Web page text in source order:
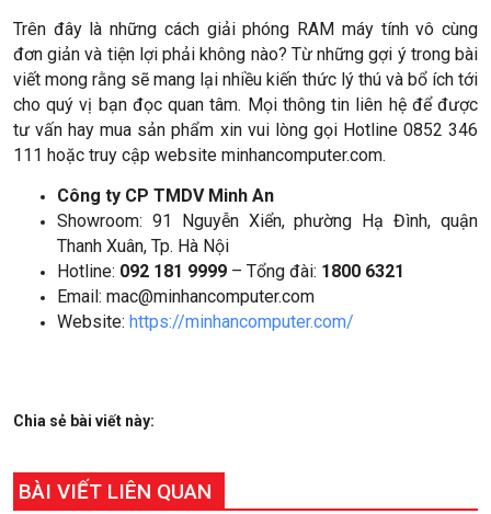
Trên đây là những cách giải phóng RAM máy tính vô cùng
đơn giản và tiện lợi phải không nào? Từ những gợi ý trong bài
viết mong rằng sẽ mang lại nhiều kiến thức lý thú và bổ ích tới
cho quý vị bạn đọc quan tâm. Mọi thông tin liên hệ để được
tư vấn hay mua sản phẩm xin vui lòng gọi Hotline 0852 346
111 hoặc truy cập website minhancomputer.com.
Công ty CP TMDV Minh An
Showroom: 91 Nguyễn Xiển, phường Hạ Đình, quận
Thanh Xuân, Tp. Hà Nội
Hotline: 092 181 9999 – Tổng đài: 1800 6321
Email: mac@minhancomputer.com
Website: https://minhancomputer.com/
Chia sẻ bài viết này:
BÀI VIẾT LIÊN QUAN